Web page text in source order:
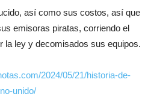
así como sus costos, así que
emisoras piratas, corriendo el
la ley y decomisados sus equipos.
2024/05/21/historia-de-
unido/